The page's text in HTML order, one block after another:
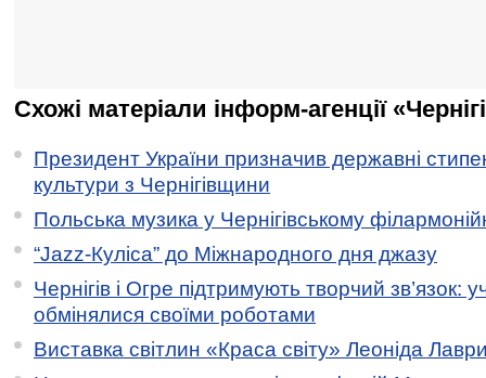
Схожі матеріали інформ-агенції
Президент України призначив державні
культури з Чернігівщини
Польська музика у Чернігівському
“Jazz-Куліса” до Міжнародного дня джазу
Чернігів і Огре підтримують творчий зв’язок:
обмінялися своїми роботами
Виставка світлин «Краса світу» Леоніда